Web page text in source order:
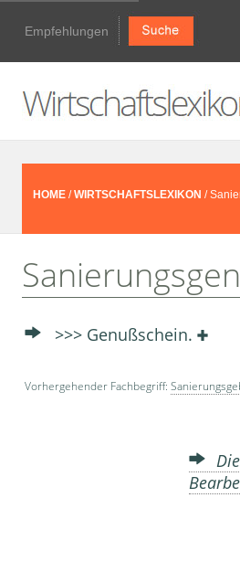
Empfehlungen
HOME /WIRTSCHAFTSLEXIKON /
>>> Genußschein.
Vorhergehender Fachbegriff: